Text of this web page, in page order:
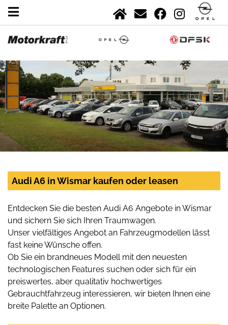
Audi A6 in Wismar kaufen oder leasen
Entdecken Sie die besten Audi A6 Angebote in Wismar
und sichern Sie sich Ihren Traumwagen.
Unser vielfältiges Angebot an Fahrzeugmodellen lässt
fast keine Wünsche offen.
Ob Sie ein brandneues Modell mit den neuesten
technologischen Features suchen oder sich für ein
preiswertes, aber qualitativ hochwertiges
Gebrauchtfahrzeug interessieren, wir bieten Ihnen eine
breite Palette an Optionen.